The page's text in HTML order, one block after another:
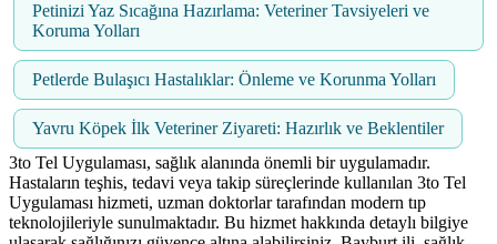
Petinizi Yaz Sıcağına Hazırlama: Veteriner Tavsiyeleri ve
Koruma Yolları
Petlerde Bulaşıcı Hastalıklar: Önleme ve Korunma Yolları
Yavru Köpek İlk Veteriner Ziyareti: Hazırlık ve Beklentiler
3to Tel Uygulaması, sağlık alanında önemli bir uygulamadır.
Hastaların teşhis, tedavi veya takip süreçlerinde kullanılan 3to Tel
Uygulaması hizmeti, uzman doktorlar tarafından modern tıp
teknolojileriyle sunulmaktadır. Bu hizmet hakkında detaylı bilgiye